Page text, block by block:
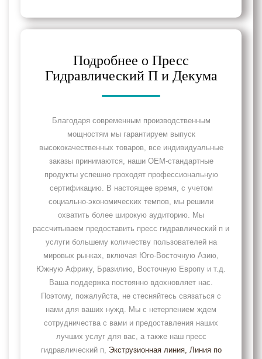
Подробнее о Пресс
Гидравлический П и Декума
Благодаря современным производственным
мощностям мы гарантируем выпуск
высококачественных товаров, все индивидуальные
заказы принимаются, наши OEM-стандартные
продукты успешно проходят профессиональную
сертификацию. В настоящее время, с учетом
социально-экономических темпов, мы решили
охватить более широкую аудиторию. Мы
рассчитываем предоставить пресс гидравлический п и
услуги большему количеству пользователей на
мировых рынках, включая Юго-Восточную Азию,
Южную Африку, Бразилию, Восточную Европу и т.д.
Ваша поддержка постоянно вдохновляет нас.
Поэтому, пожалуйста, не стесняйтесь связаться с
нами для ваших нужд. Мы с нетерпением ждем
сотрудничества с вами и предоставления наших
лучших услуг для вас, а также наш пресс
гидравлический п, Экструзионная линия, Линия по